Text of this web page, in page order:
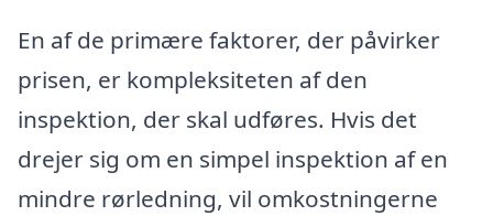
En af de primære faktorer, der påvirker
prisen, er kompleksiteten af den
inspektion, der skal udføres. Hvis det
drejer sig om en simpel inspektion af en
mindre rørledning, vil omkostningerne